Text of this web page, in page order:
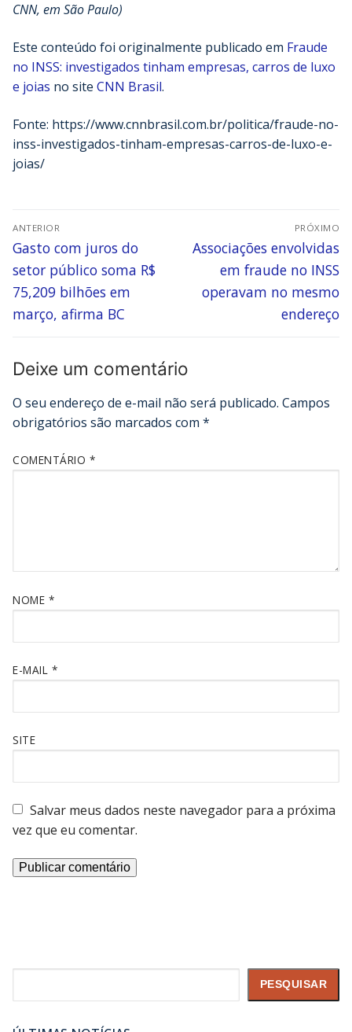
CNN, em São Paulo)
Este conteúdo foi originalmente publicado em Fraude
no INSS: investigados tinham empresas, carros de luxo
e joias no site CNN Brasil.
Fonte: https://www.cnnbrasil.com.br/politica/fraude-no-
inss-investigados-tinham-empresas-carros-de-luxo-e-
joias/
ANTERIOR
Gasto com juros do
setor público soma R$
75,209 bilhões em
março, afirma BC
PRÓXIMO
Associações envolvidas
em fraude no INSS
operavam no mesmo
endereço
Deixe um comentário
O seu endereço de e-mail não será publicado. Campos
obrigatórios são marcados com *
COMENTÁRIO *
NOME *
E-MAIL *
SITE
Salvar meus dados neste navegador para a próxima
vez que eu comentar.
PESQUISAR